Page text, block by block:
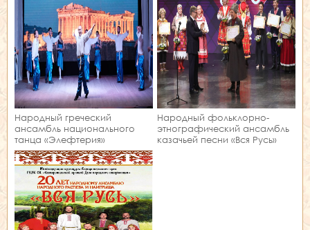
национального танца
«Элефтерия»
Народный греческий
ансамбль национального
танца «Элефтерия»
Народный фольклорно-
этнографический ансамбль
казачьей песни «Вся Русь»